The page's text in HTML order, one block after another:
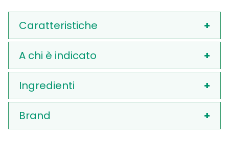
Caratteristiche
A chi è indicato
Ingredienti
Brand